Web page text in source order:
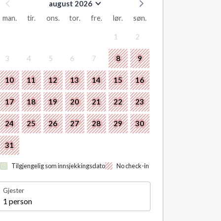
august 2026
man. tir. ons. tor. fre. lør. søn.
1 2
3 4 5 6 7 8 9
10 11 12 13 14 15 16
17 18 19 20 21 22 23
24 25 26 27 28 29 30
31
Tilgjengelig som innsjekkingsdato No check-in
Gjester
1 person